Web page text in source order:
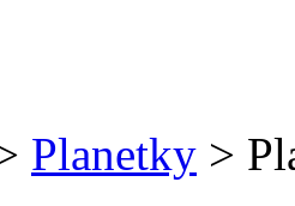
Planetky >